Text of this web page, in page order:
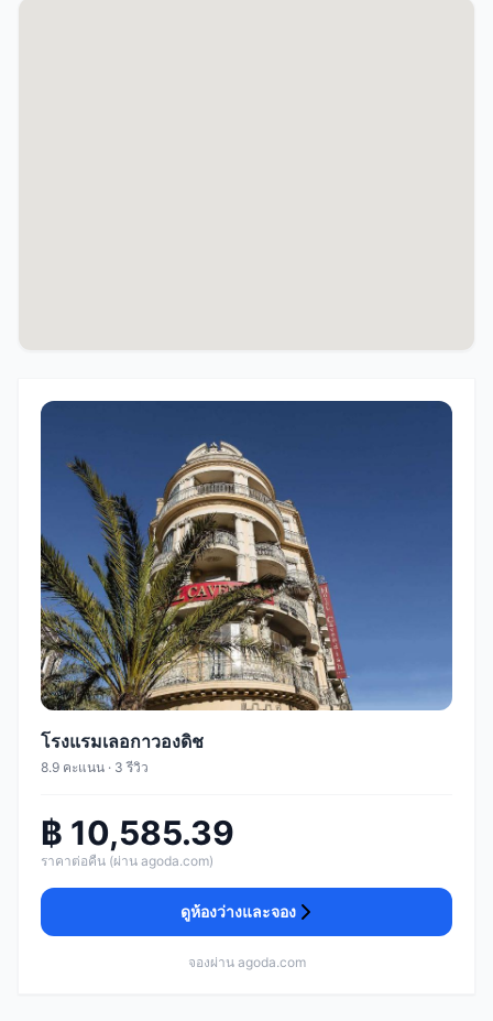
โรงแรมเลอกาวองดิช
8.9 คะแนน · 3 รีวิว
฿ 10,585.39
ราคาต่อคืน (ผ่าน agoda.com)
ดูห้องว่างและจอง
จองผ่าน agoda.com